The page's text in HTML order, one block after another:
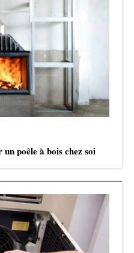
poêle à bois chez soi